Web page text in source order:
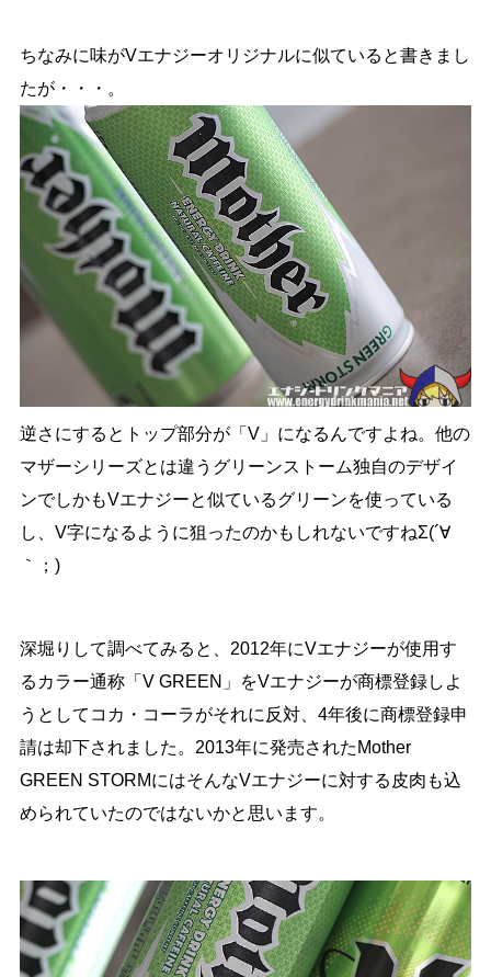
ちなみに味がVエナジーオリジナルに似ていると書きまし
たが・・・。
逆さにするとトップ部分が「V」になるんですよね。他の
マザーシリーズとは違うグリーンストーム独自のデザイ
ンでしかもVエナジーと似ているグリーンを使っている
し、V字になるように狙ったのかもしれないですねΣ(´∀
｀；)
深堀りして調べてみると、2012年にVエナジーが使用す
るカラー通称「V GREEN」をVエナジーが商標登録しよ
うとしてコカ・コーラがそれに反対、4年後に商標登録申
請は却下されました。2013年に発売されたMother
GREEN STORMにはそんなVエナジーに対する皮肉も込
められていたのではないかと思います。